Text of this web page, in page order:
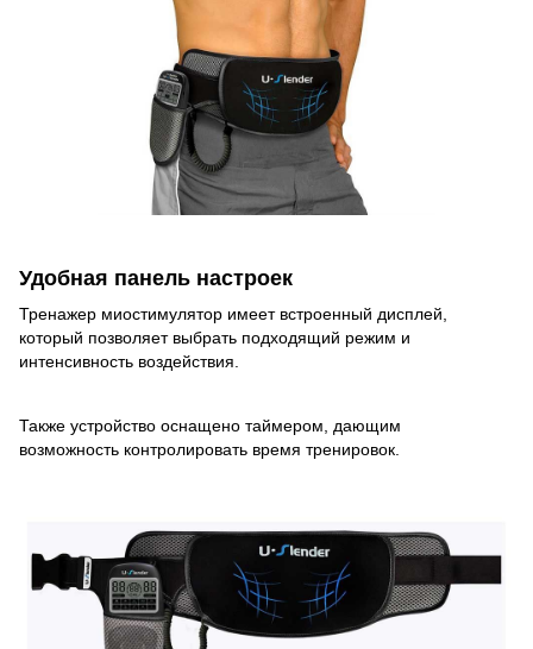
Удобная панель настроек
Тренажер миостимулятор имеет встроенный дисплей,
который позволяет выбрать подходящий режим и
интенсивность воздействия.
Также устройство оснащено таймером, дающим
возможность контролировать время тренировок.